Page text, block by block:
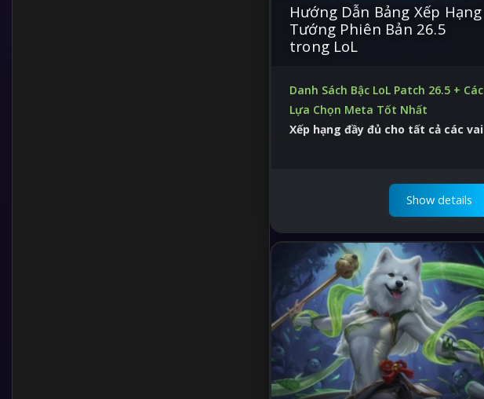
Hướng Dẫn Bảng Xếp Hạng
Tướng Phiên Bản 26.5
trong LoL
Danh Sách Bậc LoL Patch 26.5 + Các
Lựa Chọn Meta Tốt Nhất
Xếp hạng đầy đủ cho tất cả các vai
năng và cách xây dựng tối ưu
Show details